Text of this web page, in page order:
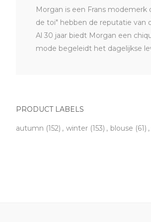
Morgan is een Frans
de toi" hebben de reputatie van
Al 30 jaar biedt Morgan een
mode begeleidt het dagelijkse
PRODUCT LABELS
autumn (152) , winter (153) , blouse (61) ,